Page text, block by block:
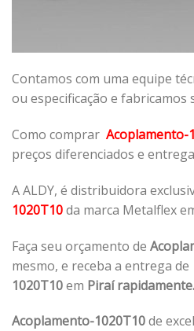
Contamos com uma equipe
ou especificação e fabricamos
Como comprar Acoplamento-
preços diferenciados e
A ALDY, é distribuidora
1020T10da marca Metalflex
Faça seu orçamento de
mesmo, e receba a entrega de
1020T10em Piraí rapidamente.
Acoplamento-1020T10de